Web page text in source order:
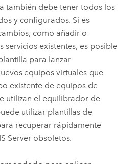
también debe tener todos los
y configurados. Si es
como añadir o
servicios existentes, es posible
para lanzar
equipos virtuales que
existente de equipos de
utilizan el equilibrador de
utilizar plantillas de
recuperar rápidamente
Server obsoletos.